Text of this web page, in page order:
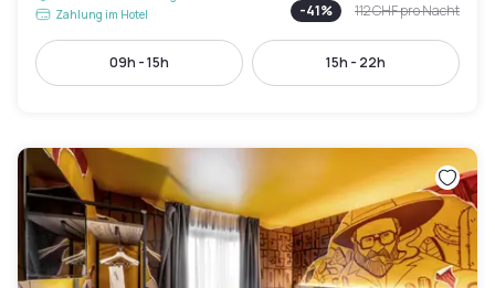
Zahlung im Hotel
-41% 112 CHFpro Nacht
09h - 15h 15h - 22h